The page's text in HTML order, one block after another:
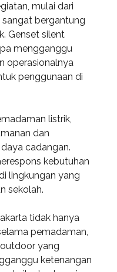
mulai dari
sangat bergantung
Genset silent
mengganggu
operasionalnya
penggunaan di
listrik,
dan
cadangan.
kebutuhan
lingkungan yang
sekolah.
tidak hanya
pemadaman,
yang
ketenangan